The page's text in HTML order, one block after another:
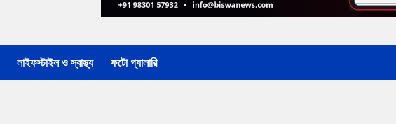
লাইফস্টাইল ও স্বাস্থ্য ফটো গ্যালারি